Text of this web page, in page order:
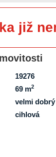
již
19276
69 m2
velmi dobrý
cihlová